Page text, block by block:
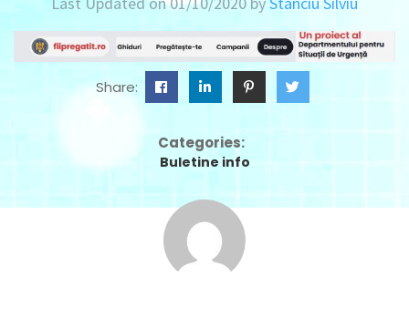
Share:
Categories:
Buletine info